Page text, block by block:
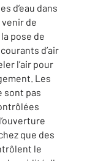
d’eau dans
de
pose de
d’air
l’air pour
Les
sont pas
que des
le